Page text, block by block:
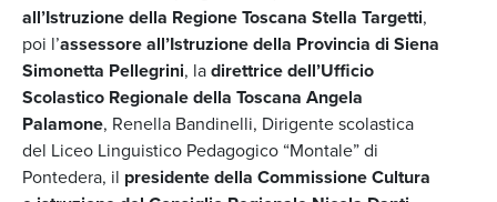
all’Istruzione della Regione Toscana Stella Targetti,
poi l’assessore all’Istruzione della Provincia di Siena
Simonetta Pellegrini, ladirettrice dell’Ufficio
Scolastico Regionale della Toscana Angela
Palamone, Renella Bandinelli, Dirigente scolastica
del Liceo Linguistico Pedagogico “Montale” di
Pontedera, il presidente della Commissione Cultura